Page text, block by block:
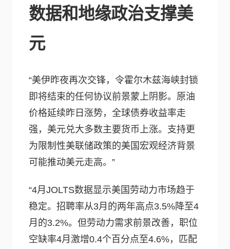
数据和地缘政治支撑美
元
“美伊昨夜再次交锋，令霍尔木兹海峡封锁
即将结束的任何协议前景蒙上阴影。原油
价格延续昨日涨势，全球债券收益率走
强，美元兑大多数主要货币上涨。支持更
为限制性美联储政策的美国宏观经济背景
可能推动美元走高。”
“4月JOLTS数据显示美国劳动力市场趋于
稳定。招聘率从3月的两年高点3.5%降至4
月的3.2%。但劳动力需求前景改善，职位
空缺率4月激增0.4个百分点至4.6%，匹配